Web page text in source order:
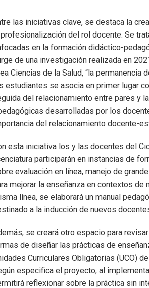
las iniciativas clave, se destaca la
del rol docente. Se
en la formación didáctico-
de una investigación realizada en
Ciencias de la Salud, “la permanencia
estudiantes se asocia en primer lugar
del relacionamiento entre pares y
desarrolladas por los
del relacionamiento docente-
esta iniciativa los y las docentes del
participarán en instancias de
evaluación en línea, manejo de
mejorar la enseñanza en contextos de
línea, se elaborará un manual
a la inducción de nuevos
se creará otro espacio para
de diseñar las prácticas de
Curriculares Obligatorias (UCO)
especifica el proyecto, al
reflexionar sobre la práctica sin